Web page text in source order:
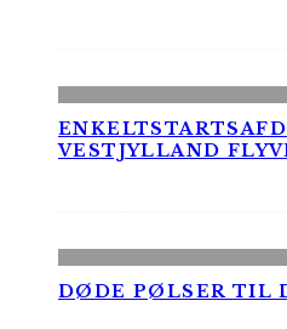
VESTJYLLAND
DØDE PØLSER TIL